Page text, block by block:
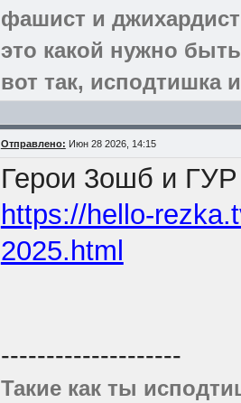
фашист и
это какой нужно
вот так, исподтишка
Отправлено: Июн 28 2026, 14:15
Герои 3ошб и
https://hello-
2025.html
--------------------
Такие как ты